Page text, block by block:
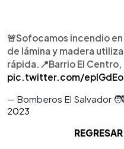
🚨Sofocamos incendio
de lámina y madera
rápida.📍Barrio El
pic.twitter.com/
— Bomberos El Salvador
2023